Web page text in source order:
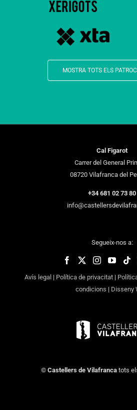
MOSTRA TOTS ELS
Cal Figarot
Carrer del General
08720 Vilafranca del
+34 681 02 73 80
Segueix-nos a:
Avís legal | Política de privacitat|
condicions | Disseny
© Castellers de Vilafrancatots